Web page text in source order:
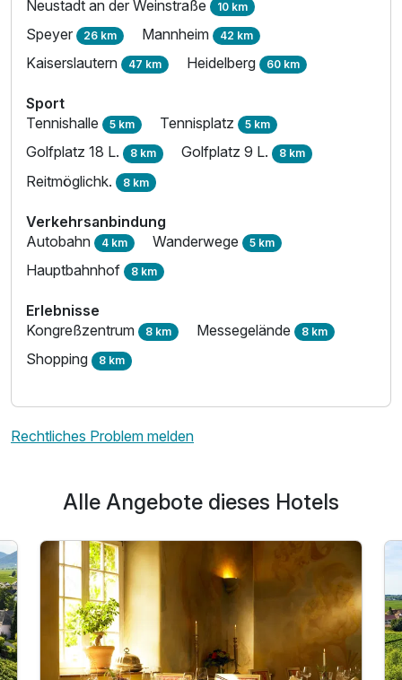
Neustadt an der Weinstraße 10 km
Speyer 26 km Mannheim 42 km
Kaiserslautern 47 km Heidelberg 60 km
Sport
Tennishalle 5 km Tennisplatz 5 km
Golfplatz 18 L. 8 km Golfplatz 9 L. 8 km
Reitmöglichk. 8 km
Verkehrsanbindung
Autobahn 4 km Wanderwege 5 km
Hauptbahnhof 8 km
Erlebnisse
Kongreßzentrum 8 km Messegelände 8 km
Shopping 8 km
Rechtliches Problem melden
Alle Angebote dieses Hotels